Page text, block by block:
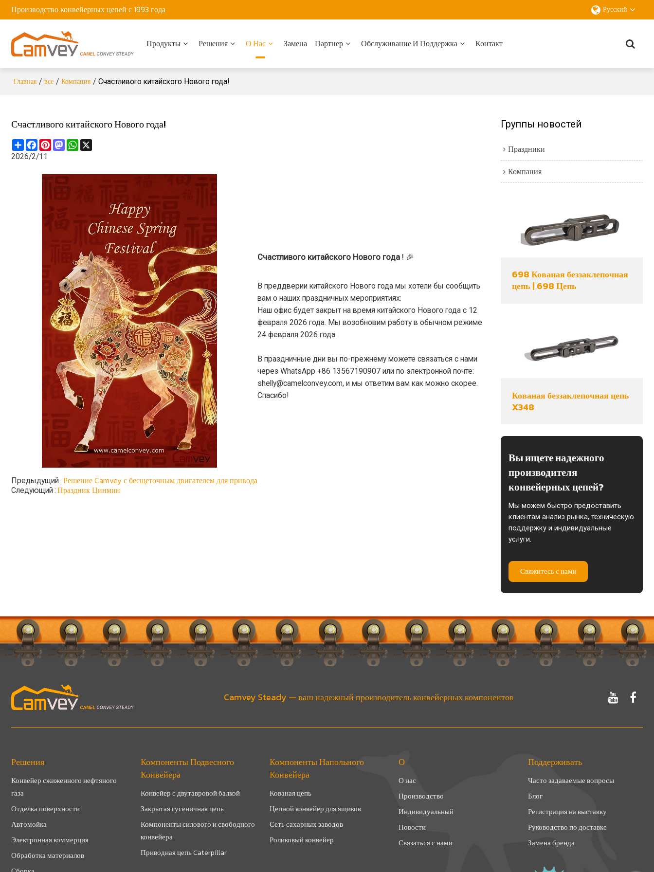
Производство конвейерных цепей с 1993 года Русский
Продукты Решения О Нас Замена Партнер Обслуживание И Поддержка Контакт
Главная / все / Компания / Счастливого китайского Нового года!
Счастливого китайского Нового года!
ShareFacebook
Pinterest
MastodonWhatsApp
2026/2/11
Счастливого китайского Нового года ! 🎉
В преддверии китайского Нового года мы хотели бы сообщить
вам о наших праздничных мероприятиях:
Наш офис будет закрыт на время китайского Нового года с 12
февраля 2026 года. Мы возобновим работу в обычном режиме
24 февраля 2026 года.
В праздничные дни вы по-прежнему можете связаться с нами
через WhatsApp +86 13567190907 или по электронной почте:
shelly@camelconvey.com, и мы ответим вам как можно скорее.
Спасибо!
Предыдущий Решение Camvey с бесщеточным двигателем для привода
Следующий Праздник Цинмин
Группы новостей
Праздники
Компания
698 Кованая беззаклепочная
цепь | 698 Цепь
Кованая беззаклепочная цепь
X348
Вы ищете надежного
производителя
конвейерных цепей?
Мы можем быстро предоставить
клиентам анализ рынка, техническую
поддержку и индивидуальные
услуги.
Свяжитесь с нами
Camvey Steady — ваш надежный производитель конвейерных компонентов
Решения
Конвейер сжиженного нефтяного
газа
Отделка поверхности
Автомойка
Электронная коммерция
Обработка материалов
Компоненты Подвесного
Конвейера
Конвейер с двутавровой балкой
Закрытая гусеничная цепь
Компоненты силового и свободного
конвейера
Приводная цепь Caterpillar
Компоненты Напольного
Конвейера
Кованая цепь
Цепной конвейер для ящиков
Сеть сахарных заводов
Роликовый конвейер
О
О нас
Производство
Индивидуальный
Новости
Связаться с нами
Поддерживать
Часто задаваемые вопросы
Блог
Регистрация на выставку
Руководство по доставке
Замена бренда